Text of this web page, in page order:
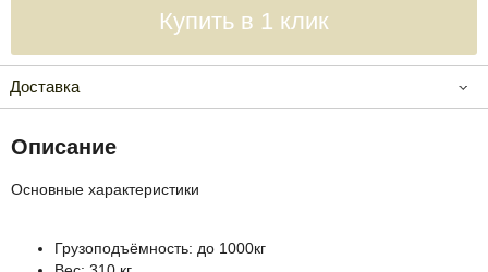
Купить в 1 клик
Доставка
Описание
Основные характеристики
Грузоподъёмность: до 1000кг